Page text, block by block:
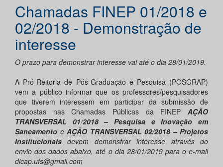
Chamadas FINEP 01/2018 e
02/2018 - Demonstração de
interesse
O prazo para demonstrar interesse vai até o dia 28/01/2019.
A Pró-Reitoria de Pós-Graduação e Pesquisa (POSGRAP)
vem a público informar que os professores/pesquisadores
que tiverem interessem em participar da submissão de
propostas nas Chamadas Públicas da FINEP AÇÃO
TRANSVERSAL 01/2018 – Pesquisa e Inovação em
Saneamento eAÇÃO TRANSVERSAL 02/2018 – Projetos
Institucionaisdevem demonstrar interesse através do
envio dos dados abaixo, até o dia 28/01/2019 para o e-mail
dicap.ufs@gmail.com